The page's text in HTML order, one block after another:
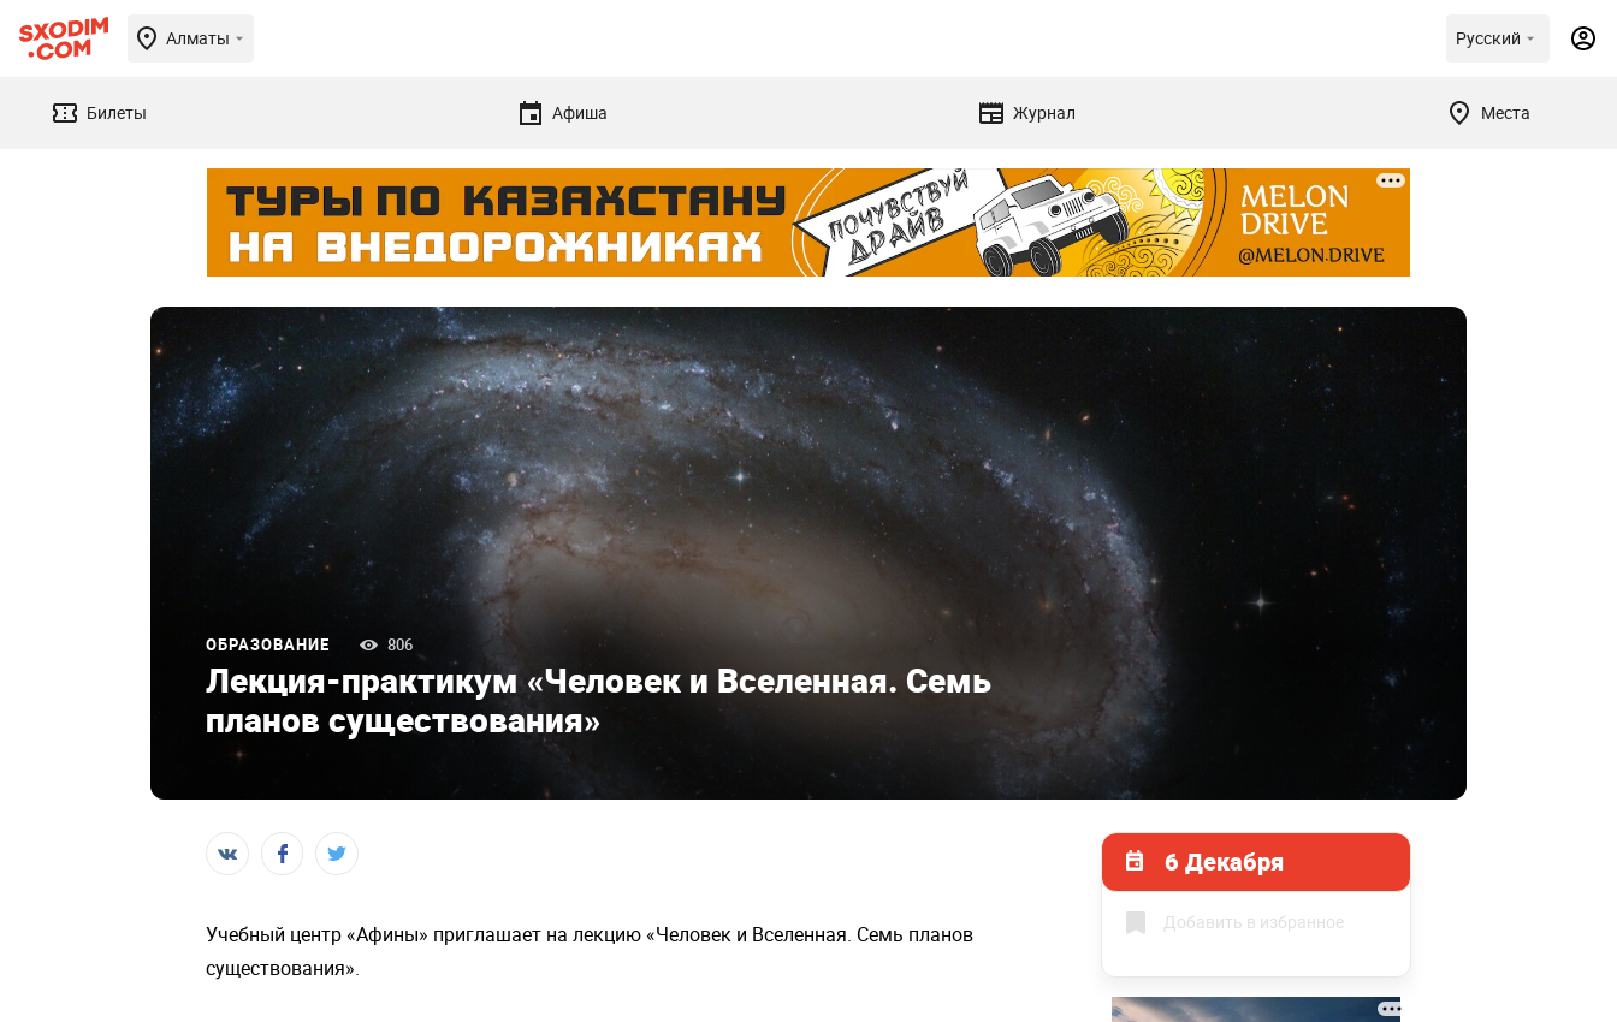
Алматы Русский
Билеты Афиша Журнал Места
ОБРАЗОВАНИЕ 806
Лекция-практикум «Человек и Вселенная. Семь
планов существования»
6 Декабря
Добавить в избранное
Учебный центр «Афины» приглашает на лекцию «Человек и Вселенная. Семь планов
существования».